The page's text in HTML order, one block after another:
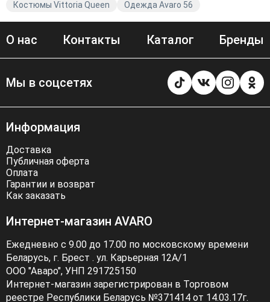
Костюмы Vittoria Queen
Одежда Avaro 56
О нас Контакты Каталог Бренды
Мы в соцсетях
Информация
Доставка
Публичная оферта
Оплата
Гарантии и возврат
Как заказать
Интернет-магазин AVARO
Ежедневно с 9.00 до 17.00 по московскому времени
Беларусь, г. Брест . ул. Карьерная 12А/1
ООО "Аваро", УНП 291725150
Интернет-магазин зарегистрирован в Торговом
реестре Республики Беларусь №371414 от 14.03.17г.